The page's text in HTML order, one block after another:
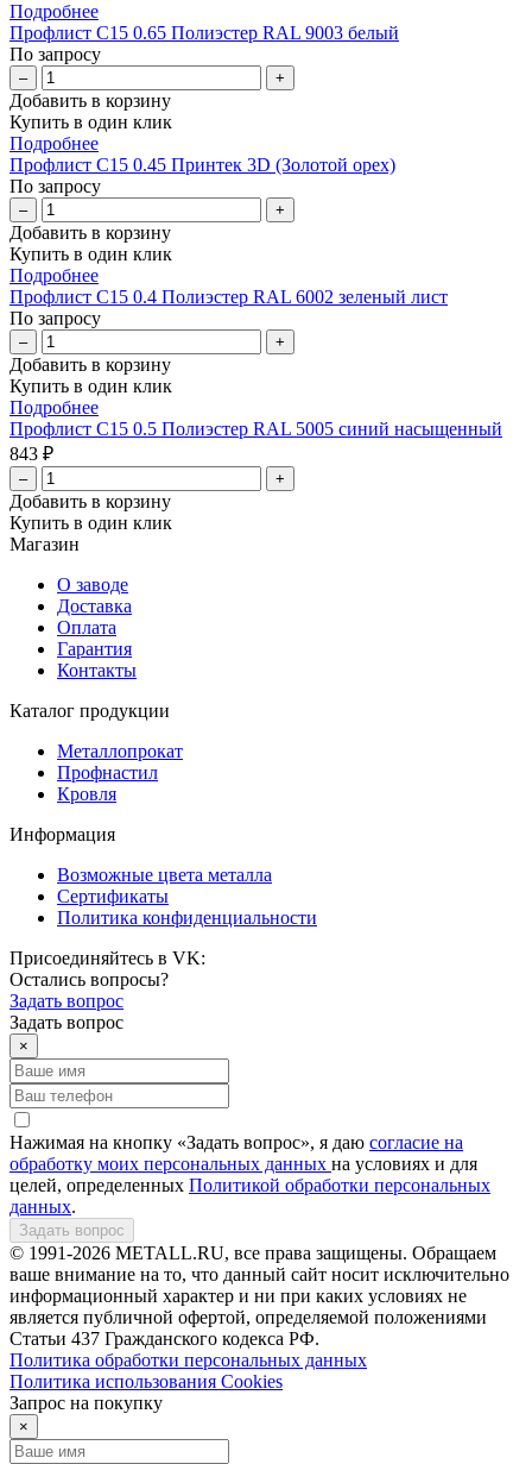
Подробнее
Профлист С15 0.65 Полиэстер RAL 9003 белый
По запросу
– +
Добавить в корзину
Купить в один клик
Подробнее
Профлист С15 0.45 Принтек 3D (Золотой орех)
По запросу
– +
Добавить в корзину
Купить в один клик
Подробнее
Профлист С15 0.4 Полиэстер RAL 6002 зеленый лист
По запросу
– +
Добавить в корзину
Купить в один клик
Подробнее
Профлист С15 0.5 Полиэстер RAL 5005 синий насыщенный
843 ₽
– +
Добавить в корзину
Купить в один клик
Магазин
О заводе
Доставка
Оплата
Гарантия
Контакты
Каталог продукции
Металлопрокат
Профнастил
Кровля
Информация
Возможные цвета металла
Сертификаты
Политика конфиденциальности
Присоединяйтесь в VK:
Остались вопросы?
Задать вопрос
Задать вопрос
×
Нажимая на кнопку «Задать вопрос», я даю согласие на
обработку моих персональных данных на условиях и для
целей, определенных Политикой обработки персональных
данных.
Задать вопрос
© 1991-2026 METALL.RU, все права защищены. Обращаем
ваше внимание на то, что данный сайт носит исключительно
информационный характер и ни при каких условиях не
является публичной офертой, определяемой положениями
Статьи 437 Гражданского кодекса РФ.
Политика обработки персональных данных
Политика использования Сookies
Запрос на покупку
×